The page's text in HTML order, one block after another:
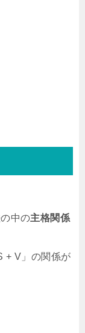
中の主格関係
+ V」の関係が